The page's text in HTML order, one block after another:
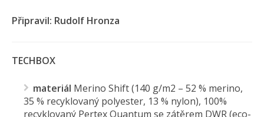
Připravil: Rudolf Hronza
TECHBOX
materiál Merino Shift (140 g/m2 – 52 % merino,
35 % recyklovaný polyester, 13 % nylon), 100%
recyklovaný Pertex Quantum se zátěrem DWR (eco-